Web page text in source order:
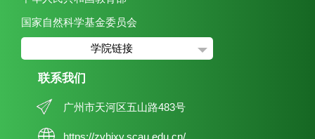
国家自然科学基金委员会
学院链接
联系我们
广州市天河区五山路483号
https://zyhjxy.scau.edu.cn/